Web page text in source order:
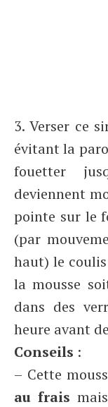
3. Verser ce
évitant la
fouetter
deviennent
pointe sur le
(par
haut) le
la mousse
dans des
heure avant
Conseils :
– Cette
au frais